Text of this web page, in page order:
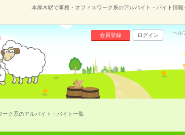
本厚木駅で事務・オフィスワーク系のアルバイト・バイト情
会員登録 ログイン ヘル
ク系のアルバイト・バイト一覧